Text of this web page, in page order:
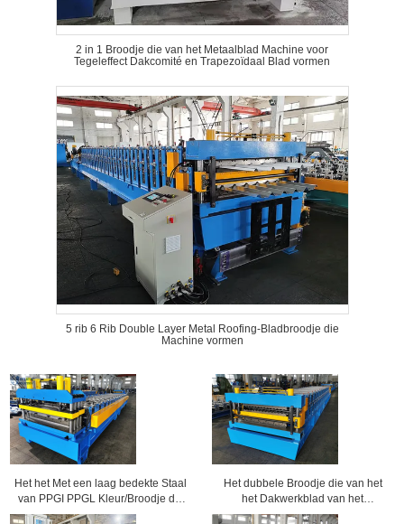
2 in 1 Broodje die van het Metaalblad Machine voor
Tegeleffect Dakcomité en Trapezoïdaal Blad vormen
5 rib 6 Rib Double Layer Metal Roofing-Bladbroodje die
Machine vormen
Het het Met een laag bedekte Staal
van PPGI PPGL Kleur/Broodje die
van de Metaaltegel Machine
Het dubbele Broodje die van het
het Dakwerkblad van het
Laagmetaal Machine voor